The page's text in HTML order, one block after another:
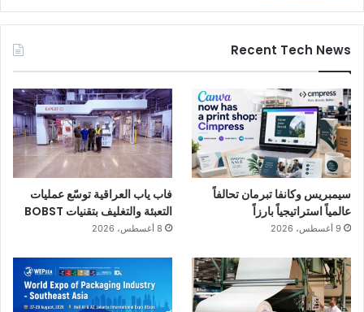
Recent Tech News
سيمبريس وكانفا تبرمان تحالفاً
عالمياً استراتيجياً بارزاً
9 أغسطس، 2026
فاب ياب العراقية توسّع عمليات
التعبئة والتغليف بتقنيات BOBST
8 أغسطس، 2026